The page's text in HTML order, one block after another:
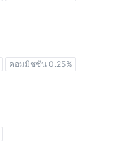
คอมมิชชัน 0.25%